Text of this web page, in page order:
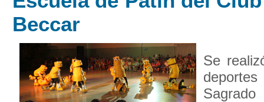
Beccar
Se
Sagrado